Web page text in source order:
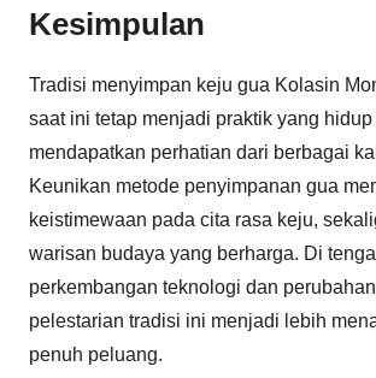
Kesimpulan
Tradisi menyimpan keju gua Kolasin
saat ini tetap menjadi praktik yang hidup
mendapatkan perhatian dari berbagai
Keunikan metode penyimpanan gua
keistimewaan pada cita rasa keju,
warisan budaya yang berharga. Di
perkembangan teknologi dan
pelestarian tradisi ini menjadi lebih
penuh peluang.